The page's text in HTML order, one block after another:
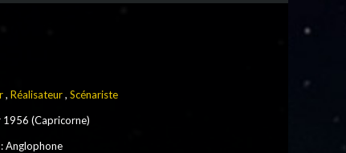
, Réalisateur, Scénariste
1956 (Capricorne)
Anglophone